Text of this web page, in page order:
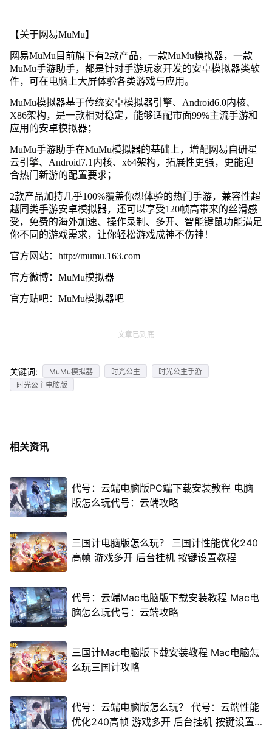
【关于网易MuMu】
网易MuMu目前旗下有2款产品，一款MuMu模拟器，一款
MuMu手游助手，都是针对手游玩家开发的安卓模拟器类软
件，可在电脑上大屏体验各类游戏与应用。
MuMu模拟器基于传统安卓模拟器引擎、Android6.0内核、
X86架构，是一款相对稳定，能够适配市面99%主流手游和
应用的安卓模拟器；
MuMu手游助手在MuMu模拟器的基础上，增配网易自研星
云引擎、Android7.1内核、x64架构，拓展性更强，更能迎
合热门新游的配置要求；
2款产品加持几乎100%覆盖你想体验的热门手游，兼容性超
越同类手游安卓模拟器，还可以享受120帧高带来的丝滑感
受，免费的海外加速、操作录制、多开、智能键鼠功能满足
你不同的游戏需求，让你轻松游戏成神不伤神！
官方网站：http://mumu.163.com
官方微博：MuMu模拟器
官方贴吧：MuMu模拟器吧
文章已到底
关键词: MuMu模拟器 时光公主
时光公主手游
时光公主电脑版
相关资讯
代号：云端电脑版PC端下载安装教程 电脑
版怎么玩代号：云端攻略
三国计电脑版怎么玩？ 三国计性能优化240
高帧 游戏多开 后台挂机 按键设置教程
代号：云端Mac电脑版下载安装教程 Mac电
脑怎么玩代号：云端攻略
三国计Mac电脑版下载安装教程 Mac电脑怎
么玩三国计攻略
代号：云端电脑版怎么玩？ 代号：云端性能
优化240高帧 游戏多开 后台挂机 按键设置